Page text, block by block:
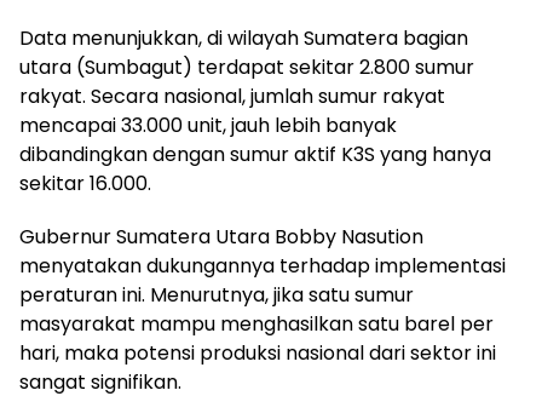
Data menunjukkan, di wilayah Sumatera bagian
utara (Sumbagut) terdapat sekitar 2.800 sumur
rakyat. Secara nasional, jumlah sumur rakyat
mencapai 33.000 unit, jauh lebih banyak
dibandingkan dengan sumur aktif K3S yang hanya
sekitar 16.000.
Gubernur Sumatera Utara Bobby Nasution
menyatakan dukungannya terhadap implementasi
peraturan ini. Menurutnya, jika satu sumur
masyarakat mampu menghasilkan satu barel per
hari, maka potensi produksi nasional dari sektor ini
sangat signifikan.